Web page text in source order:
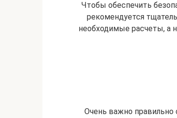
Чтобы обеспечить
рекомендуется
необходимые расчеты, а
Очень важно правильно